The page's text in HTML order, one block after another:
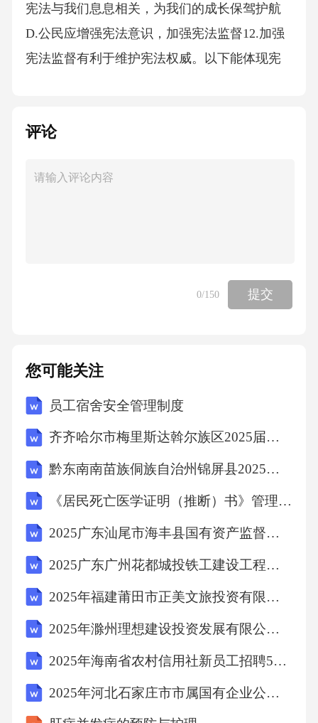
宪法与我们息息相关，为我们的成长保驾护航
D.公民应增强宪法意识，加强宪法监督12.加强
宪法监督有利于维护宪法权威。以下能体现宪
国黄河保护法》实施情况并开展专题询问③就
监督性调研④某地对涉罪人员近亲属多项权利
育、文化熏陶等内容，通过环境艺术和雕塑艺
术的形式融入景观之中，化有形载体为无形浸
公民权利B．推进严格执法，依法打击违法行为
C．引导公民尊崇宪法、践行宪法D．加强对权
力的制约，规范权力运行14．“她承载着国家的
和幸福。”这是学校12月4日开展宣传活动的宣
传语。这一宣传语适用于()A．中国航天日B．
世界粮食日C．世界环境日D．国家宪法日15.海
口市某中学在成人礼活动上赠送给学生一份特
李华作为学生代表上台发表感言，你认为下列
可以作为发言内容的有()①帮助学生增强宪法意
识，热爱宪法②让宪法精神在心中发芽，认同
宪法③自觉抵制各种违宪行为，践行宪法④投
身社会主义法治建设，修改宪法A．①②③B．
评论
0/150 提交
您可能关注
员工宿舍安全管理制度
齐齐哈尔市梅里斯达斡尔族区2025届数学三年级第二学期期末达标测试试题（含答案解析）
黔东南南苗族侗族自治州锦屏县2025年数学三年级第二学期期末考试模拟试题含答案
《居民死亡医学证明（推断）书》管理制度考试题目
2025广东汕尾市海丰县国有资产监督管理局招聘县属国有企业工作人员12人笔试历年典型考点题库附带答案详解
2025广东广州花都城投铁工建设工程有限公司招聘广州花都诚锐建设有限公司和广州花都城兴建设有限公司工作人员参加笔试人员笔试历年典型考点题库附带答案详解
2025年福建莆田市正美文旅投资有限公司招聘5人笔试历年常考点试题专练附带答案详解
2025年滁州理想建设投资发展有限公司公开招聘2名笔试历年常考点试题专练附带答案详解
2025年海南省农村信用社新员工招聘598人笔试历年典型考题及考点剖析附带答案详解
2025年河北石家庄市市属国有企业公开招聘管理人员及专业技术人员587名笔试历年常考点试题专练附带答案详解